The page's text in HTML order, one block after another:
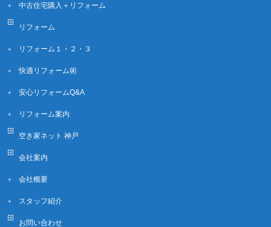
中古住宅購入＋リフォーム
リフォーム
リフォーム１・２・３
快適リフォーム術
安心リフォームQ&A
リフォーム案内
空き家ネット 神戸
会社案内
会社概要
スタッフ紹介
お問い合わせ